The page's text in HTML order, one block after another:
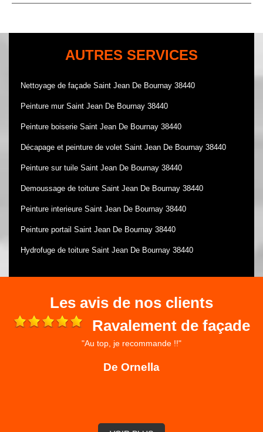
AUTRES SERVICES
Nettoyage de façade Saint Jean De Bournay 38440
Peinture mur Saint Jean De Bournay 38440
Peinture boiserie Saint Jean De Bournay 38440
Décapage et peinture de volet Saint Jean De Bournay 38440
Peinture sur tuile Saint Jean De Bournay 38440
Demoussage de toiture Saint Jean De Bournay 38440
Peinture interieure Saint Jean De Bournay 38440
Peinture portail Saint Jean De Bournay 38440
Hydrofuge de toiture Saint Jean De Bournay 38440
Les avis de nos clients
Ravalement de façade
"Au top, je recommande !!"
De Ornella